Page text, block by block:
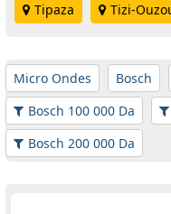
Tipaza Tizi-
Micro Ondes Bosch
Bosch 100 000 Da
Bosch 200 000 Da